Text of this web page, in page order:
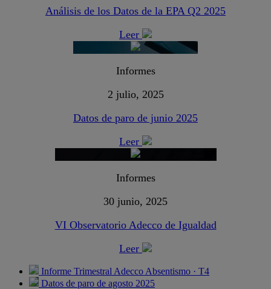
Análisis de los Datos de la EPA Q2 2025
Leer
Informes
2 julio, 2025
Datos de paro de junio 2025
Leer
Informes
30 junio, 2025
VI Observatorio Adecco de Igualdad
Leer
Informe Trimestral Adecco Absentismo · T4
Datos de paro de agosto 2025